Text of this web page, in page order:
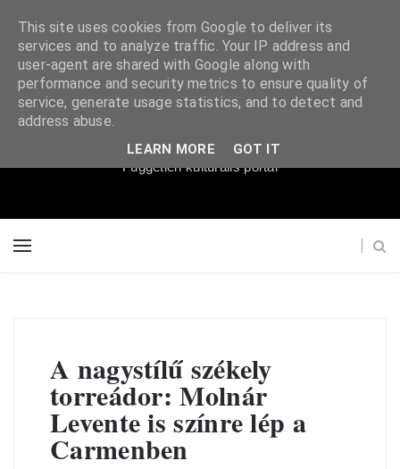
Súgópéldány
Független kulturális portál
A nagystílű székely
torreádor: Molnár
Levente is színre lép a
Carmenben
This site uses cookies from Google to deliver its
services and to analyze traffic. Your IP address and
user-agent are shared with Google along with
performance and security metrics to ensure quality of
service, generate usage statistics, and to detect and
address abuse.
LEARN MORE GOT IT